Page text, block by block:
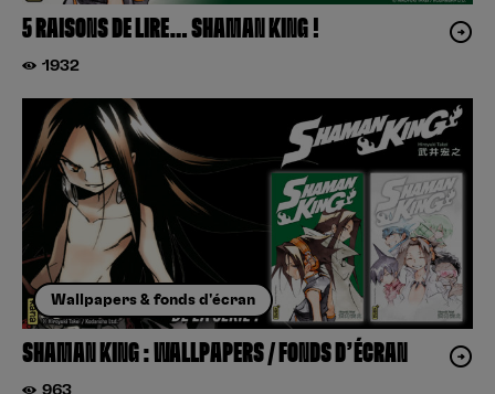
5 RAISONS DE LIRE… SHAMAN KING !
1932
Wallpapers & fonds d'écran
SHAMAN KING : WALLPAPERS / FONDS D’ÉCRAN